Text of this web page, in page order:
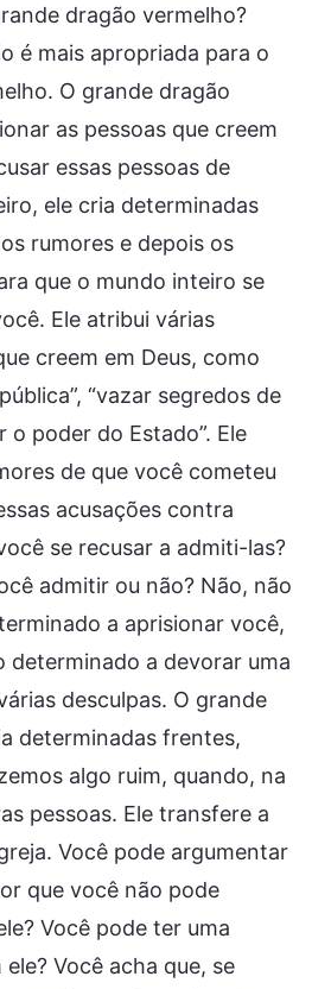
dragão vermelho?
é mais apropriada para o
O grande dragão
as pessoas que creem
essas pessoas de
ele cria determinadas
rumores e depois os
que o mundo inteiro se
Ele atribui várias
creem em Deus, como
“vazar segredos de
o poder do Estado”. Ele
de que você cometeu
acusações contra
se recusar a admiti-las?
admitir ou não? Não, não
a aprisionar você,
determinado a devorar uma
desculpas. O grande
determinadas frentes,
algo ruim, quando, na
pessoas. Ele transfere a
Você pode argumentar
que você não pode
Você pode ter uma
Você acha que, se